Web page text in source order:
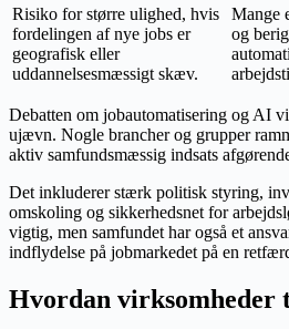
Risiko for større ulighed, hvis
fordelingen af nye jobs er
geografisk eller
uddannelsesmæssigt skæv.
Mange
og
Debatten om jobautomatisering og AI
ujævn. Nogle brancher og grupper
aktiv samfundsmæssig indsats
Det inkluderer stærk politisk styring,
omskoling og sikkerhedsnet for
vigtig, men samfundet har også et
indflydelse på jobmarkedet på en
Hvordan virksomheder